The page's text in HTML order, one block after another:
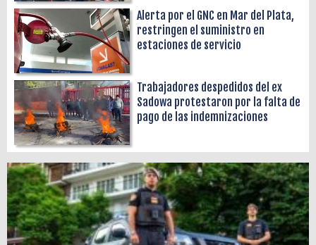
Alerta por el GNC en Mar del Plata,
restringen el suministro en
estaciones de servicio
Trabajadores despedidos del ex
Sadowa protestaron por la falta de
pago de las indemnizaciones